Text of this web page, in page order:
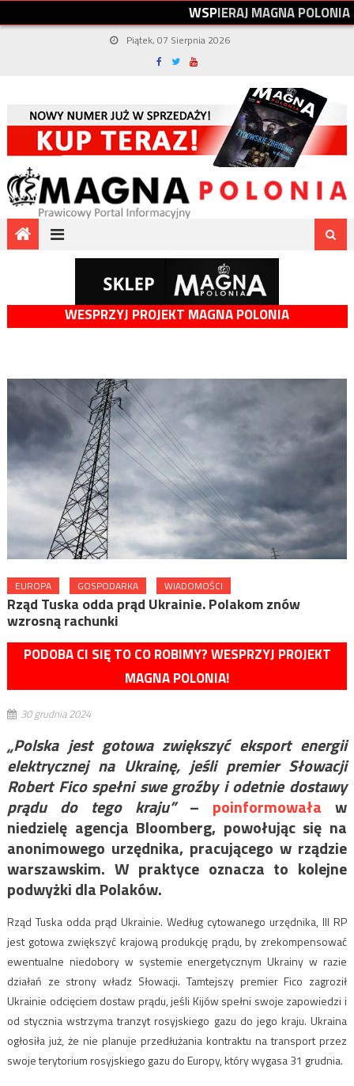
WSPIERAJMAGNAPOLONIA
Piątek, 07 Sierpnia 2026
WESPRZYJ PROJEKT MAGNA POLONIA
EUROPA GOSPODARKA WIADOMOŚCI
Rząd Tuska odda prąd Ukrainie. Polakom znów
wzrosną rachunki
PODOBA CI SIĘ TO CO ROBIMY? WESPRZYJ PROJEKT
MAGNA POLONIA!
30 grudnia 2024
„Polska jest gotowa zwiększyć eksport energii
elektrycznej na Ukrainę, jeśli premier Słowacji
Robert Fico spełni swe groźby i odetnie dostawy
prądu do tego kraju”– poinformowała w
niedzielę agencja Bloomberg, powołując się na
anonimowego urzędnika, pracującego w rządzie
warszawskim. W praktyce oznacza to kolejne
podwyżki dla Polaków.
Rząd Tuska odda prąd Ukrainie. Według cytowanego urzędnika, III RP
jest gotowa zwiększyć krajową produkcję prądu, by zrekompensować
ewentualne niedobory w systemie energetycznym Ukrainy w razie
działań ze strony władz Słowacji. Tamtejszy premier Fico zagroził
Ukrainie odcięciem dostaw prądu, jeśli Kijów spełni swoje zapowiedzi i
od stycznia wstrzyma tranzyt rosyjskiego gazu do jego kraju. Ukraina
ogłosiła już, że nie planuje przedłużania kontraktu na transport przez
swoje terytorium rosyjskiego gazu do Europy, który wygasa 31 grudnia.